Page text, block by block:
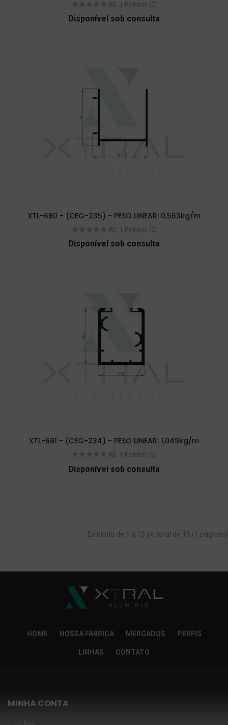
(0) Pedidos (0)
Disponível sob consulta
XTL-680 - (CEG-235) - PESO LINEAR: 0,563kg/m
(0) Pedidos (0)
Disponível sob consulta
XTL-681 - (CEG-234) - PESO LINEAR: 1,049kg/m
(0) Pedidos (0)
Disponível sob consulta
Exibindo de 1 a 15 do total de 15 (1 páginas)
HOME NOSSA FÁBRICA MERCADOS PERFIS
LINHAS CONTATO
MINHA CONTA